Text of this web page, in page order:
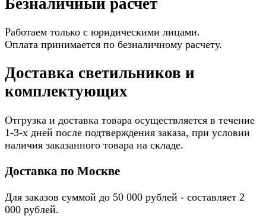
Работаем только с юридическими лицами.
Оплата принимается по безналичному расчету.
Доставка светильников и
комплектующих
Отгрузка и доставка товара осуществляется в течение
1-3-х дней после подтверждения заказа, при условии
наличия заказанного товара на складе.
Доставка по Москве
Для заказов суммой до 50 000 рублей - составляет 2
000 рублей.